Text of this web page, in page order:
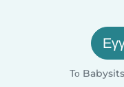
Το Babysits